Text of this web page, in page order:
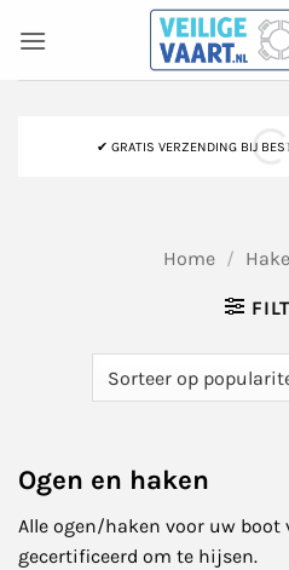
naar
inhoud
✔ GRATIS VERZENDING BIJ
Home /
Ogen en haken
Alle ogen/haken voor uw
gecertificeerd om te hijsen.